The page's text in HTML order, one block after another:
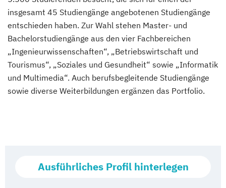
insgesamt 45 Studiengänge angebotenen Studiengänge
entschieden haben. Zur Wahl stehen Master- und
Bachelorstudiengänge aus den vier Fachbereichen
„Ingenieurwissenschaften“, „Betriebswirtschaft und
Tourismus“, „Soziales und Gesundheit“ sowie „Informatik
und Multimedia“. Auch berufsbegleitende Studiengänge
sowie diverse Weiterbildungen ergänzen das Portfolio.
Ausführliches Profil hinterlegen